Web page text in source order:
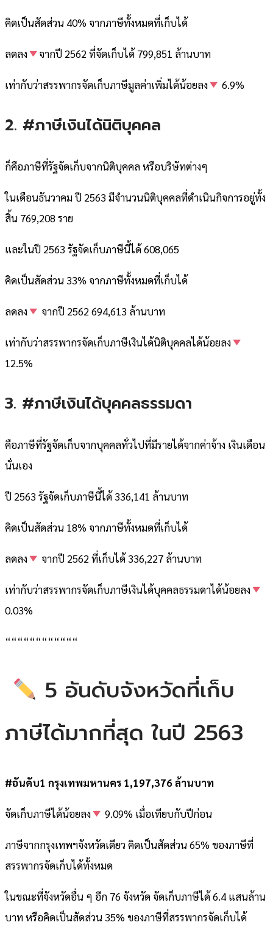
คิดเป็นสัดส่วน 40% จากภาษีทั้งหมดที่เก็บได้
ลดลง จากปี 2562 ที่จัดเก็บได้ 799,851 ล้านบาท
เท่ากับว่าสรรพากรจัดเก็บภาษีมูลค่าเพิ่มได้น้อยลง 6.9%
2. #ภาษีเงินได้นิติบุคคล
ก็คือภาษีที่รัฐจัดเก็บจากนิติบุคคล หรือบริษัทต่างๆ
ในเดือนธันวาคม ปี 2563 มีจำนวนนิติบุคคลที่ดำเนินกิจการอยู่ทั้ง
สิ้น 769,208 ราย
และในปี 2563 รัฐจัดเก็บภาษีนี้ได้ 608,065
คิดเป็นสัดส่วน 33% จากภาษีทั้งหมดที่เก็บได้
ลดลง จากปี 2562 694,613 ล้านบาท
เท่ากับว่าสรรพากรจัดเก็บภาษีเงินได้นิติบุคคลได้น้อยลง
12.5%
3. #ภาษีเงินได้บุคคลธรรมดา
คือภาษีที่รัฐจัดเก็บจากบุคคลทั่วไปที่มีรายได้จากค่าจ้าง เงินเดือน
นั่นเอง
ปี 2563 รัฐจัดเก็บภาษีนี้ได้ 336,141 ล้านบาท
คิดเป็นสัดส่วน 18% จากภาษีทั้งหมดที่เก็บได้
ลดลง จากปี 2562 ที่เก็บได้ 336,227 ล้านบาท
เท่ากับว่าสรรพากรจัดเก็บภาษีเงินได้บุคคลธรรมดาได้น้อยลง
0.03%
““““““““““““
5 อันดับจังหวัดที่เก็บ
ภาษีได้มากที่สุด ในปี 2563
#อันดับ1 กรุงเทพมหานคร 1,197,376 ล้านบาท
จัดเก็บภาษีได้น้อยลง 9.09% เมื่อเทียบกับปีก่อน
ภาษีจากกรุงเทพฯจังหวัดเดียว คิดเป็นสัดส่วน 65% ของภาษีที่
สรรพากรจัดเก็บได้ทั้งหมด
ในขณะที่จังหวัดอื่น ๆ อีก 76 จังหวัด จัดเก็บภาษีได้ 6.4 แสนล้าน
บาท หรือคิดเป็นสัดส่วน 35% ของภาษีที่สรรพากรจัดเก็บได้